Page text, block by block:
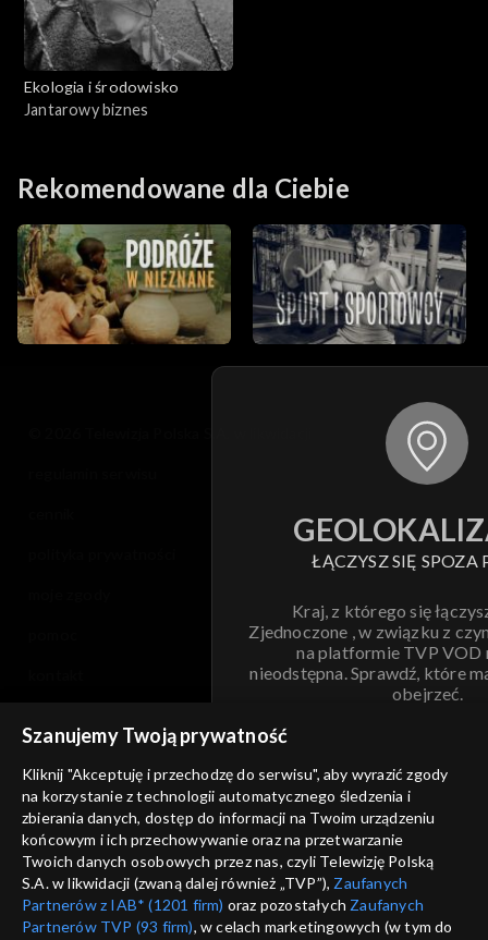
Ekologia i środowisko
Jantarowy biznes
Rekomendowane dla Ciebie
ŁĄCZYSZ SIĘ SPOZA
Kraj, z którego się
Zjednoczone , w związku z
na platformie TVP VOD
nieodstępna. Sprawdź, które
obejrzeć.
ANULUJ
informacje o dostawcy usług
Szanujemy Twoją prywatność
Kliknij "Akceptuję i przechodzę do serwisu", aby wyrazić zgody
na korzystanie z technologii automatycznego śledzenia i
zbierania danych, dostęp do informacji na Twoim urządzeniu
końcowym i ich przechowywanie oraz na przetwarzanie
Twoich danych osobowych przez nas, czyli Telewizję Polską
S.A. w likwidacji (zwaną dalej również „TVP”), Zaufanych
Partnerów z IAB* (1201 firm) oraz pozostałych Zaufanych
Partnerów TVP (93 firm), w celach marketingowych (w tym do